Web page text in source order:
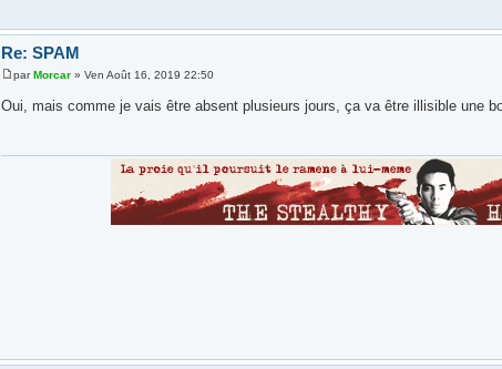
Re: SPAM
parMorcar» Ven Août 16, 2019 22:50
Oui, mais comme je vais être absent plusieurs jours, ça va être illisible une